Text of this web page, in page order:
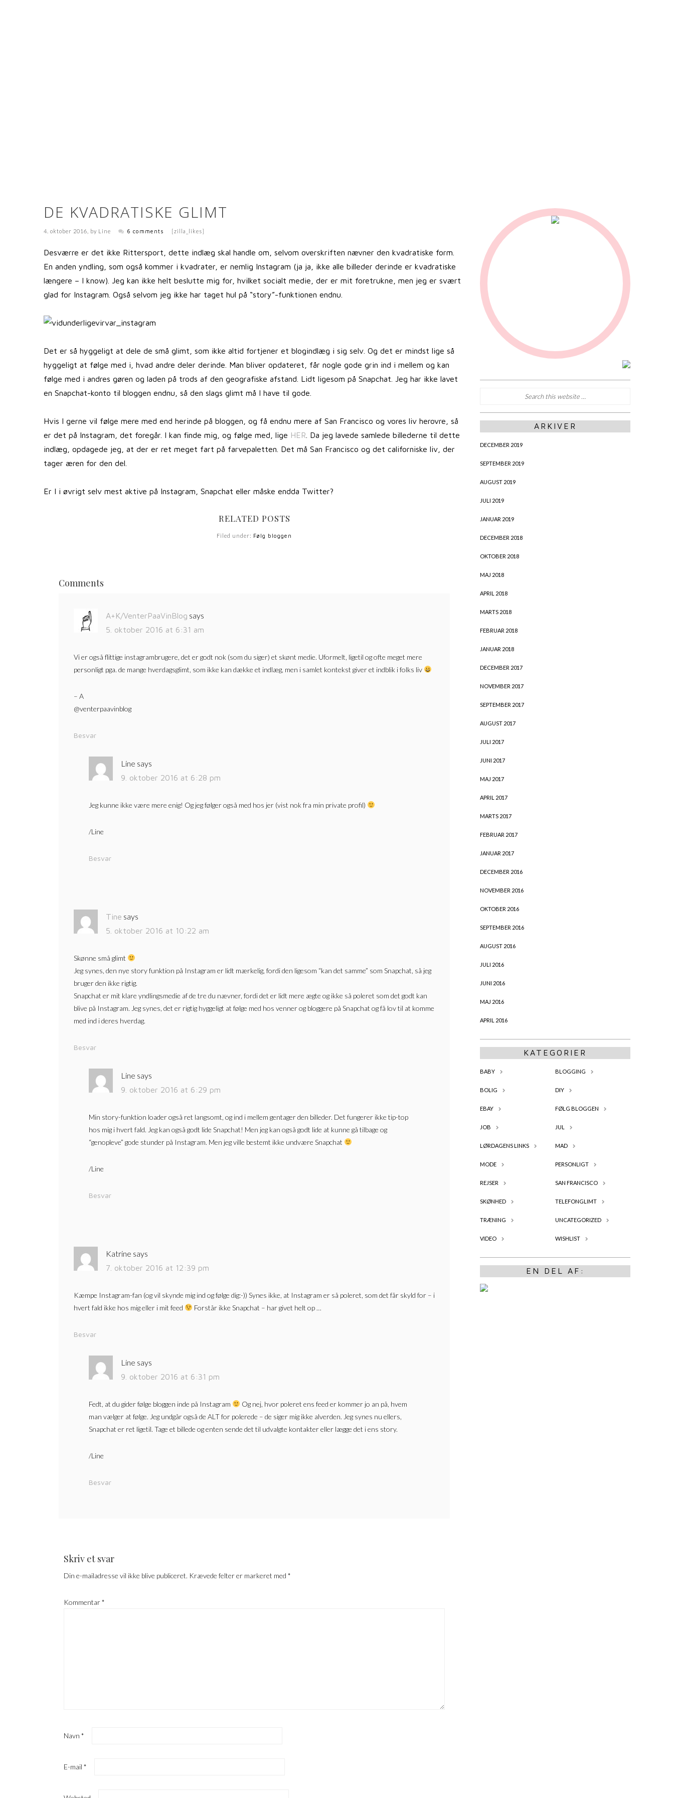
DE KVADRATISKE GLIMT
4. oktober 2016 , by Line 6 comments [zilla_likes]
Desværre er det ikke Rittersport, dette indlæg skal handle om, selvom overskriften nævner den kvadratiske form.
En anden yndling, som også kommer i kvadrater, er nemlig Instagram (ja ja, ikke alle billeder derinde er kvadratiske
længere – I know). Jeg kan ikke helt beslutte mig for, hvilket socialt medie, der er mit foretrukne, men jeg er svært
glad for Instagram. Også selvom jeg ikke har taget hul på “story”-funktionen endnu.
Det er så hyggeligt at dele de små glimt, som ikke altid fortjener et blogindlæg i sig selv. Og det er mindst lige så
hyggeligt at følge med i, hvad andre deler derinde. Man bliver opdateret, får nogle gode grin ind i mellem og kan
følge med i andres gøren og laden på trods af den geografiske afstand. Lidt ligesom på Snapchat. Jeg har ikke lavet
en Snapchat-konto til bloggen endnu, så den slags glimt må I have til gode.
Hvis I gerne vil følge mere med end herinde på bloggen, og få endnu mere af San Francisco og vores liv herovre, så
er det på Instagram, det foregår. I kan finde mig, og følge med, lige HER . Da jeg lavede samlede billederne til dette
indlæg, opdagede jeg, at der er ret meget fart på farvepaletten. Det må San Francisco og det californiske liv, der
tager æren for den del.
Er I i øvrigt selv mest aktive på Instagram, Snapchat eller måske endda Twitter?
RELATED POSTS
Filed under: Følg bloggen
Comments
A+K/VenterPaaVinBlog says
5. oktober 2016 at 6:31 am
Vi er også flittige instagrambrugere, det er godt nok (som du siger) et skønt medie. Uformelt, ligetil og ofte meget mere
personligt pga. de mange hverdagsglimt, som ikke kan dække et indlæg, men i samlet kontekst giver et indblik i folks liv
– A
@venterpaavinblog
Besvar
Line says
9. oktober 2016 at 6:28 pm
Jeg kunne ikke være mere enig! Og jeg følger også med hos jer (vist nok fra min private profil)
/Line
Besvar
Tine says
5. oktober 2016 at 10:22 am
Skønne små glimt
Jeg synes, den nye story funktion på Instagram er lidt mærkelig, fordi den ligesom “kan det samme” som Snapchat, så jeg
bruger den ikke rigtig.
Snapchat er mit klare yndlingsmedie af de tre du nævner, fordi det er lidt mere ægte og ikke så poleret som det godt kan
blive på Instagram. Jeg synes, det er rigtig hyggeligt at følge med hos venner og bloggere på Snapchat og få lov til at komme
med ind i deres hverdag.
Besvar
Line says
9. oktober 2016 at 6:29 pm
Min story-funktion loader også ret langsomt, og ind i mellem gentager den billeder. Det fungerer ikke tip-top
hos mig i hvert fald. Jeg kan også godt lide Snapchat! Men jeg kan også godt lide at kunne gå tilbage og
“genopleve” gode stunder på Instagram. Men jeg ville bestemt ikke undvære Snapchat
/Line
Besvar
Katrine says
7. oktober 2016 at 12:39 pm
Kæmpe Instagram-fan (og vil skynde mig ind og følge dig:-)) Synes ikke, at Instagram er så poleret, som det får skyld for – i
hvert fald ikke hos mig eller i mit feed
Forstår ikke Snapchat – har givet helt op …
Besvar
Line says
9. oktober 2016 at 6:31 pm
Fedt, at du gider følge bloggen inde på Instagram
Og nej, hvor poleret ens feed er kommer jo an på, hvem
man vælger at følge. Jeg undgår også de ALT for polerede – de siger mig ikke alverden. Jeg synes nu ellers,
Snapchat er ret ligetil. Tage et billede og enten sende det til udvalgte kontakter eller lægge det i ens story.
/Line
Besvar
Skriv et svar
Din e-mailadresse vil ikke blive publiceret. Krævede felter er markeret med *
Kommentar*
Navn *
E-mail *
ARKIVER
DECEMBER 2019
SEPTEMBER 2019
AUGUST 2019
JULI 2019
JANUAR 2019
DECEMBER 2018
OKTOBER 2018
MAJ 2018
APRIL 2018
MARTS 2018
FEBRUAR 2018
JANUAR 2018
DECEMBER 2017
NOVEMBER 2017
SEPTEMBER 2017
AUGUST 2017
JULI 2017
JUNI 2017
MAJ 2017
APRIL 2017
MARTS 2017
FEBRUAR 2017
JANUAR 2017
DECEMBER 2016
NOVEMBER 2016
OKTOBER 2016
SEPTEMBER 2016
AUGUST 2016
JULI 2016
JUNI 2016
MAJ 2016
APRIL 2016
KATEGORIER
BABY BLOGGING
BOLIG DIY
EBAY FØLG BLOGGEN
JOB JUL
LØRDAGENS LINKS MAD
MODE PERSONLIGT
REJSER SAN FRANCISCO
SKØNHED TELEFONGLIMT
TRÆNING UNCATEGORIZED
VIDEO WISHLIST
EN DEL AF: